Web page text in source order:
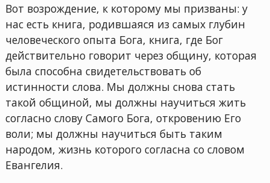
Вот возрождение, к которому мы призваны: у
нас есть книга, родившаяся из самых глубин
человеческого опыта Бога, книга, где Бог
действительно говорит через общину, которая
была способна свидетельствовать об
истинности слова. Мы должны снова стать
такой общиной, мы должны научиться жить
согласно слову Самого Бога, откровению Его
воли; мы должны научиться быть таким
народом, жизнь которого согласна со словом
Евангелия.